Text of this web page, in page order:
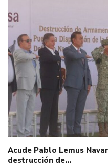
Acude Pablo Lemus
destrucción de…